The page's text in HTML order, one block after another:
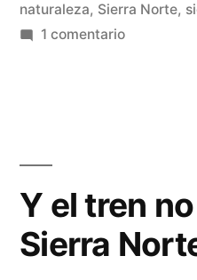
naturaleza, Sierra Norte,
1 comentarioen
Y el tren
Sierra